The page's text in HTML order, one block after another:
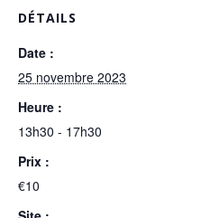
DÉTAILS
Date :
25 novembre 2023
Heure :
13h30 - 17h30
Prix :
€10